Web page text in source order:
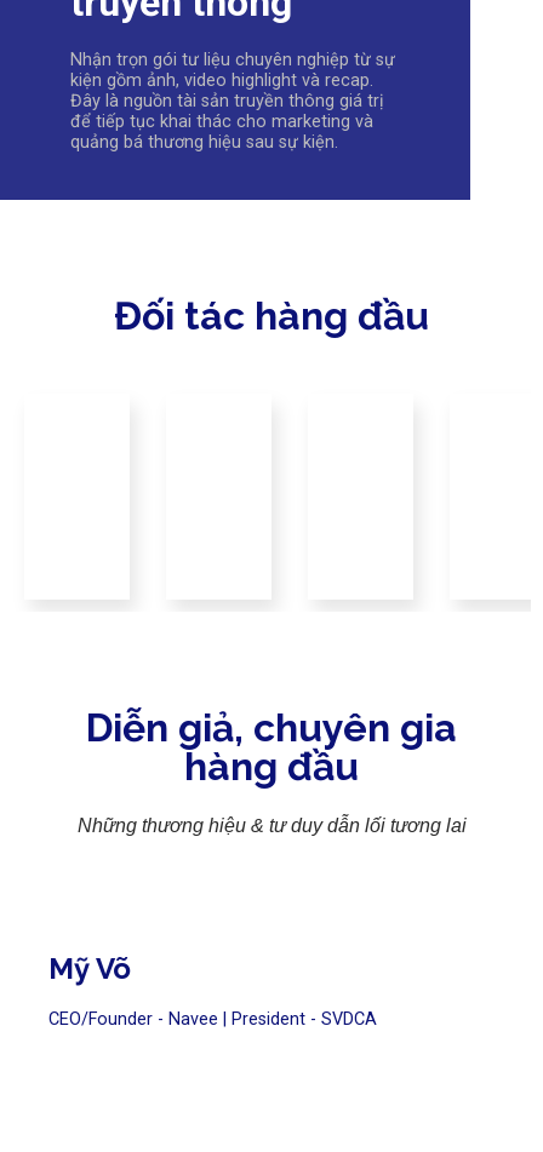
Nhận trọn gói tư liệu chuyên nghiệp từ sự
kiện gồm ảnh, video highlight và recap.
Đây là nguồn tài sản truyền thông giá trị
để tiếp tục khai thác cho marketing và
quảng bá thương hiệu sau sự kiện.
Đối tác hàng đầu
Diễn giả, chuyên gia
hàng đầu
Những thương hiệu & tư duy dẫn lối tương lai
Mỹ Võ
CEO/Founder - Navee | President - SVDCA